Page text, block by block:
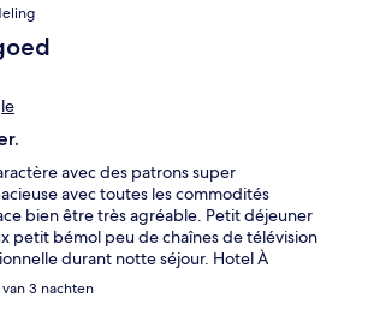
avec des patrons super
avec toutes les commodités
bien être très agréable. Petit déjeuner
petit bémol peu de chaînes de télévision
durant notte séjour. Hotel À
3 nachten